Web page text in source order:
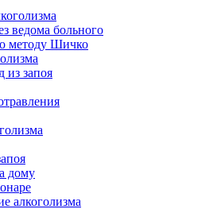
ведома больного
методу Шичко
из запоя
дому
алкоголизма